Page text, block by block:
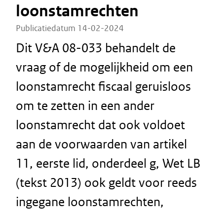
loonstamrechten
Publicatiedatum 14-02-2024
Dit V&A 08-033 behandelt de
vraag of de mogelijkheid om een
loonstamrecht fiscaal geruisloos
om te zetten in een ander
loonstamrecht dat ook voldoet
aan de voorwaarden van artikel
11, eerste lid, onderdeel g, Wet LB
(tekst 2013) ook geldt voor reeds
ingegane loonstamrechten,